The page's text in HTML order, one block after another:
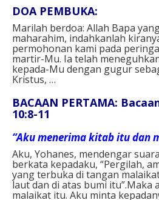
DOA PEMBUKA:
Marilah berdoa: Allah Bapa
maharahim, indahkanlah
permohonan kami pada
martir-Mu. Ia telah
kepada-Mu dengan gugur
Kristus, …
BACAAN PERTAMA:
10:8-11
“Aku menerima kitab itu dan
Aku, Yohanes, mendengar
berkata kepadaku, “Pergilah,
yang terbuka di tangan
laut dan di atas bumi itu”.Maka
malaikat itu. Aku minta